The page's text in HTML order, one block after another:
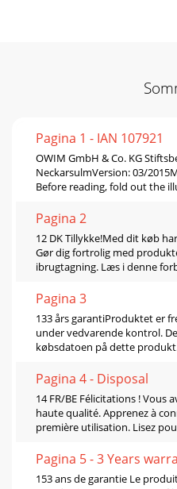
Pagina 1 - IAN 107921
OWIM GmbH & Co. KG
NeckarsulmVersion: 03/
Before reading, fold out the
Pagina 2
12 DK Tillykke!Med dit køb
Gør dig fortrolig med
ibrugtagning. Læs i denne
Pagina 3
133 års garantiProduktet er
under vedvarende kontrol.
købsdatoen på dette
Pagina 4 - Disposal
14 FR/BE Félicitations ! Vous
haute qualité. Apprenez à
première utilisation. Lisez
Pagina 5 - 3 Years
153 ans de garantie Le